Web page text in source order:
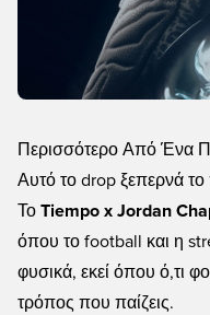
Περισσότερο Από Ένα
Αυτό το drop ξεπερνά το
Το Tiempo x Jordan
όπου το football και η
φυσικά, εκεί όπου ό,τι
τρόπος που παίζεις.